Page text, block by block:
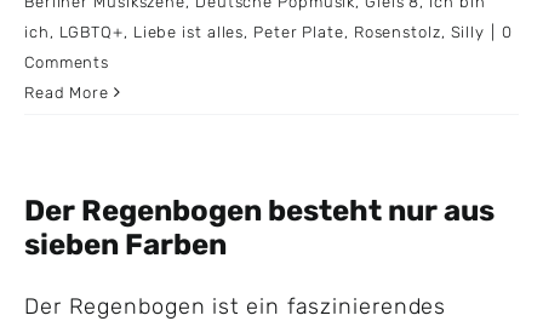
ich , LGBTQ+, Liebe ist alles, Peter Plate, Rosenstolz, Silly
0
Comments
Read More
Der Regenbogen besteht nur aus
sieben Farben
Der Regenbogen ist ein faszinierendes